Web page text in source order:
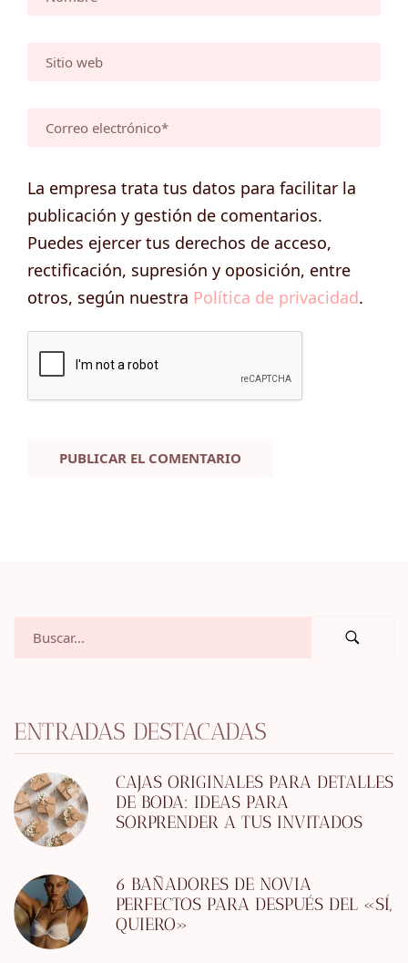
La empresa trata tus datos para facilitar la
publicación y gestión de comentarios.
Puedes ejercer tus derechos de acceso,
rectificación, supresión y oposición, entre
otros, según nuestra Política de privacidad.
ENTRADAS DESTACADAS
CAJAS ORIGINALES PARA DETALLES
DE BODA: IDEAS PARA
SORPRENDER A TUS INVITADOS
6 BAÑADORES DE NOVIA
PERFECTOS PARA DESPUÉS DEL «SÍ,
QUIERO»